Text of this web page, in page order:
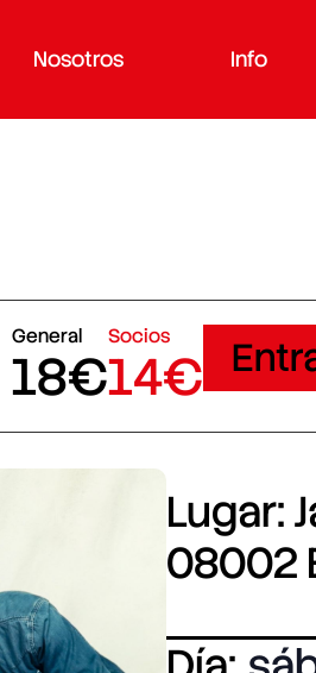
Nosotros
Info
General
18€
Socios
14€
Lugar:
08002